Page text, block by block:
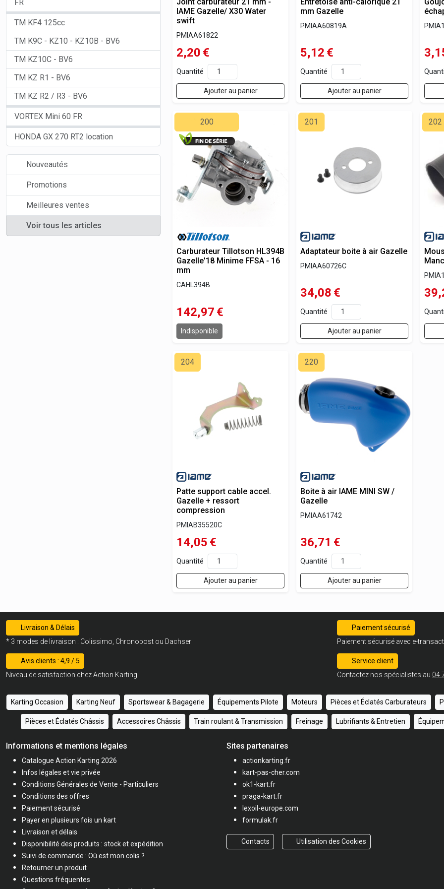
IAME Gazelle/ X30 Water
swift
PMIAA61822
2,20 €
Quantité
Ajouter au panier
mm Gazelle
PMIAA60819A
5,12 €
Quantité
Ajouter au panier
200
Carburateur Tillotson HL394B
Gazelle'18 Minime FFSA - 16
mm
CAHL394B
142,97 €
Indisponible
201
Adaptateur boite à air Gazelle
PMIAA60726C
34,08 €
Quantité
Ajouter au panier
202
204
Patte support cable accel.
Gazelle + ressort
compression
PMIAB35520C
14,05 €
Quantité
Ajouter au panier
220
Boite à air IAME MINI SW /
Gazelle
PMIAA61742
36,71 €
Quantité
Ajouter au panier
Nouveautés
Promotions
Meilleures ventes
Voir tous les articles
FR
TM KF4 125cc
TM K9C - KZ10 - KZ10B - BV6
TM KZ10C - BV6
TM KZ R1 - BV6
TM KZ R2 / R3 - BV6
VORTEX Mini 60 FR
HONDA GX 270 RT2 location
Livraison & Délais
* 3 modes de livraison : Colissimo, Chronopost ou Dachser
Paiement sécurisé
Paiement sécurisé avec e-
Avis clients : 4,9 / 5
Niveau de satisfaction chez Action Karting
Service client
Contactez nos spécialistes au 04
Karting Occasion Karting Neuf Sportswear & Bagagerie Équipements Pilote Moteurs Pièces et Éclatés Carburateurs
Pièces et Éclatés Châssis Accessoires Châssis Train roulant & Transmission Freinage Lubrifiants & Entretien
Informations et mentions légales
Catalogue Action Karting 2026
Infos légales et vie privée
Conditions Générales de Vente - Particuliers
Conditions des offres
Paiement sécurisé
Payer en plusieurs fois un kart
Livraison et délais
Disponibilité des produits : stock et expédition
Suivi de commande : Où est mon colis ?
Retourner un produit
Questions fréquentes
Sites partenaires
actionkarting.fr
kart-pas-cher.com
ok1-kart.fr
praga-kart.fr
lexoil-europe.com
formulak.fr
Contacts Utilisation des Cookies